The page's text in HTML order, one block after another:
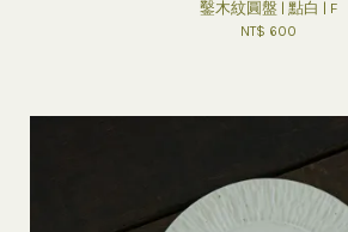
鑿木紋圓盤 | 點白 | F
NT$ 600